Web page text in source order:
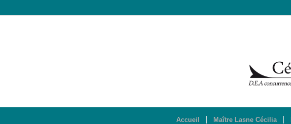
Accueil Maître Lasne Cécilia